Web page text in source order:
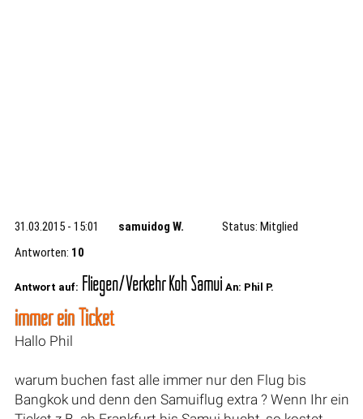
31.03.2015 - 15:01 samuidog W.
Status: Mitglied
Antworten: 10
Antwort auf: Fliegen/Verkehr Koh Samui An: Phil P.
immer ein Ticket
Hallo Phil
warum buchen fast alle immer nur den Flug bis
Bangkok und denn den Samuiflug extra ? Wenn Ihr ein